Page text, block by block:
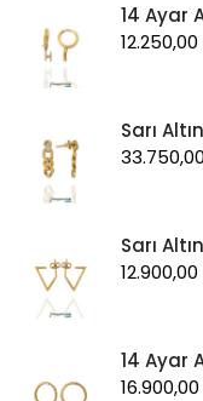
14 Ayar
12.250,00
Sarı
33.750,00
Sarı
12.900,00
14 Ayar
16.900,00